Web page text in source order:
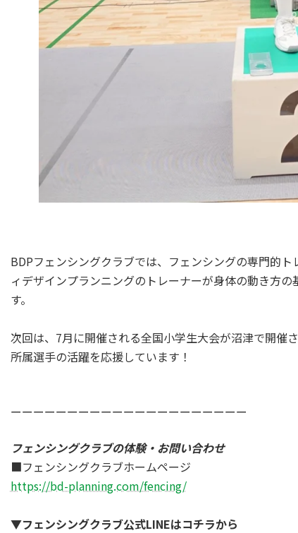
BDPフェンシングクラブでは、フェンシングの専門的
ィデザインプランニングのトレーナーが身体の動き方
す。
次回は、7月に開催される全国小学生大会が沼津で開催さ
所属選手の活躍を応援しています！
ーーーーーーーーーーーーーーーーーーーーー
フェンシングクラブの体験・お問い合わせ
■フェンシングクラブホームページ
https://bd-planning.com/fencing/
▼フェンシングクラブ公式LINEはコチラから